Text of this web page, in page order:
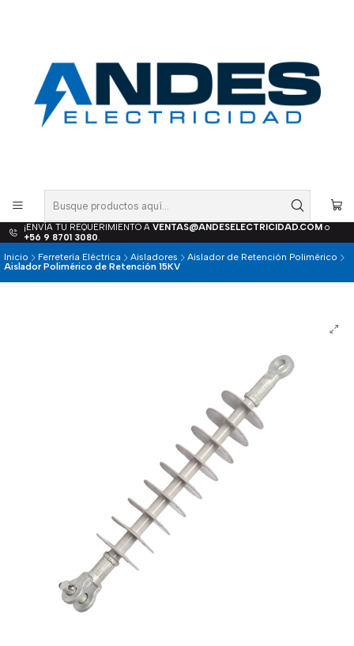
¡ENVÍA TU REQUERIMIENTO A VENTAS@ANDESELECTRICIDAD.COMo
+56 9 8701 3080.
Inicio
Ferretería Eléctrica Aisladores
Aislador de Retención Polimérico
Aislador Polimérico de Retención 15KV